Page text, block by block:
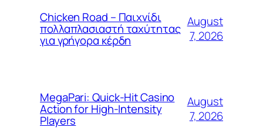
Chicken Road – Παιχνίδι
πολλαπλασιαστή ταχύτητας
για γρήγορα κέρδη
August
7, 2026
MegaPari: Quick‑Hit Casino
Action for High‑Intensity
Players
August
7, 2026